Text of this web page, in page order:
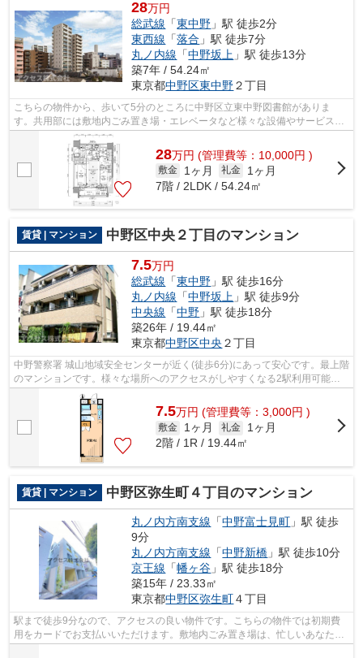
28万円
総武線 「東中野 」駅 徒歩2分
東西線 「落合 」駅 徒歩7分
丸ノ内線 「中野坂上 」駅 徒歩13分
築7年 / 54.24㎡
東京都中野区東中野２丁目
こちらの物件から、歩いて5分のところに中野区立東中野図書館がありま
す。共用部には敷地内ごみ置き場・エレベータなど様々な設備やサービスが
揃っているので便利です。眺めの良いマン...
28万円 (管理費等：10,000円 )
敷金 1ヶ月 礼金
1ヶ月
7階 / 2LDK / 54.24㎡
賃貸 | マンション 中野区中央２丁目のマンション
7.5万円
総武線 「東中野 」駅 徒歩16分
丸ノ内線 「中野坂上 」駅 徒歩9分
中央線 「中野 」駅 徒歩18分
築26年 / 19.44㎡
東京都中野区中央 ２丁目
中野警察署 城山地域安全センターが近く(徒歩6分)にあって安心です。最上階
のマンションです。様々な場所へのアクセスがしやすくなる2駅利用可能な
物件です。当社スタッフが地域の賃貸...
7.5万円 (管理費等：3,000円 )
敷金 1ヶ月 礼金
1ヶ月
2階 / 1R / 19.44㎡
賃貸 | マンション 中野区弥生町４丁目のマンション
丸ノ内方南支線 「中野富士見町 」駅 徒歩
9分
丸ノ内方南支線 「中野新橋 」駅 徒歩10分
京王線 「幡ヶ谷 」駅 徒歩18分
築15年 / 23.33㎡
東京都中野区弥生町４丁目
駅まで徒歩9分なので、アクセスの良い物件です。こちらの物件では初期費
用をカードでお支払いいただけます。敷地内ごみ置き場は、忙しいあなたに
とってマストな条件ではないでしょうか...